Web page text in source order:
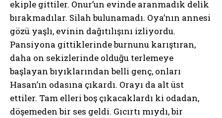
ekiple gittiler. Onur’un evinde aranmadık delik
bırakmadılar. Silah bulunamadı. Oya’nın annesi
gözü yaşlı, evinin dağıtılışını izliyordu.
Pansiyona gittiklerinde burnunu karıştıran,
daha on sekizlerinde olduğu terlemeye
başlayan bıyıklarından belli genç, onları
Hasan’ın odasına çıkardı. Orayı da alt üst
ettiler. Tam elleri boş çıkacaklardı ki odadan,
döşemeden bir ses geldi. Gıcırtı mıydı, bir